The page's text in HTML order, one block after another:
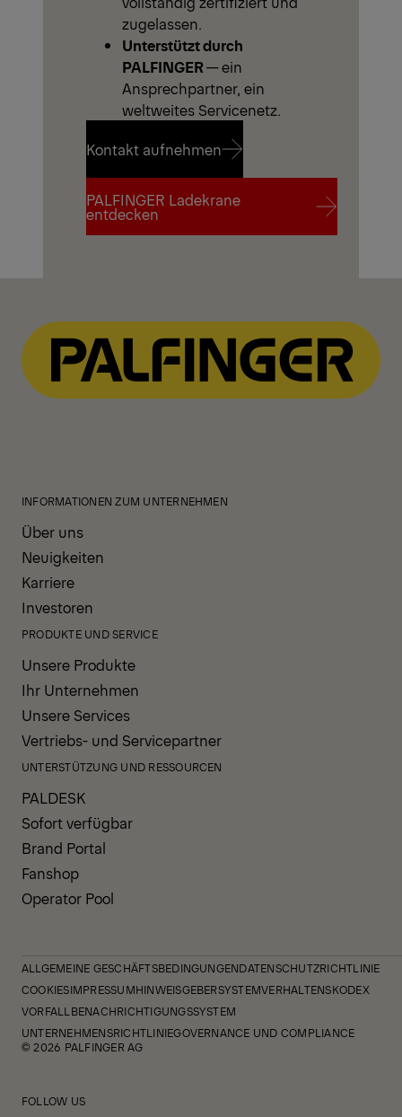
zugelassen.
Unterstützt durch
PALFINGER— ein
Ansprechpartner, ein
weltweites Servicenetz.
Kontakt aufnehmen
Kontakt aufnehmen
PALFINGER Ladekrane
entdecken
INFORMATIONEN ZUM UNTERNEHMEN
Über uns
Neuigkeiten
Karriere
Investoren
PRODUKTE UND SERVICE
Unsere Produkte
Ihr Unternehmen
Unsere Services
Vertriebs- und Servicepartner
UNTERSTÜTZUNG UND RESSOURCEN
PALDESK
Sofort verfügbar
Brand Portal
Fanshop
Operator Pool
ALLGEMEINE GESCHÄFTSBEDINGUNGENDATENSCHUTZRICHTLINIE
COOKIESIMPRESSUMHINWEISGEBERSYSTEMVERHALTENSKODEX
VORFALLBENACHRICHTIGUNGSSYSTEM
UNTERNEHMENSRICHTLINIEGOVERNANCE UND COMPLIANCE
© 2026 PALFINGER AG
FOLLOW US